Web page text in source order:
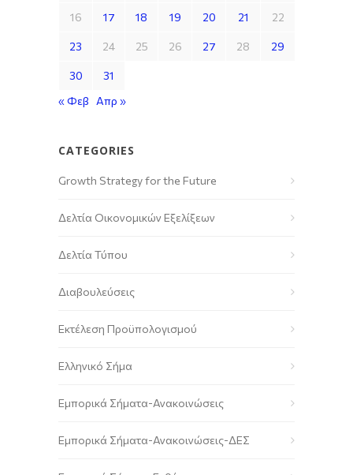
16 17 18 19 20 21 22
23 24 25 26 27 28 29
30
31
« Φεβ
Απρ »
CATEGORIES
Growth Strategy for the Future
Δελτία Οικονομικών Εξελίξεων
Δελτία Τύπου
Διαβουλεύσεις
Εκτέλεση Προϋπολογισμού
Ελληνικό Σήμα
Εμπορικά Σήματα-Ανακοινώσεις
Εμπορικά Σήματα-Ανακοινώσεις-ΔΕΣ